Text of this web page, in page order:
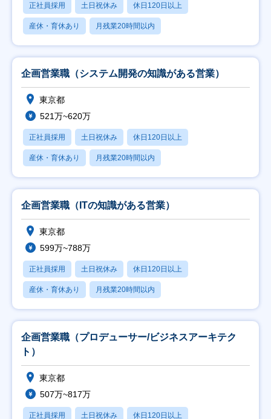
正社員採用 土日祝休み 休日120日以上
産休・育休あり 月残業20時間以内
企画営業職（システム開発の知識がある営業）
東京都
521万~620万
正社員採用 土日祝休み 休日120日以上
産休・育休あり 月残業20時間以内
企画営業職（ITの知識がある営業）
東京都
599万~788万
正社員採用 土日祝休み 休日120日以上
産休・育休あり 月残業20時間以内
企画営業職（プロデューサー/ビジネスアーキテク
ト）
東京都
507万~817万
正社員採用 土日祝休み 休日120日以上